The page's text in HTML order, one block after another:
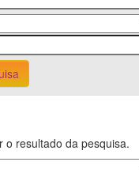
o resultado da pesquisa.